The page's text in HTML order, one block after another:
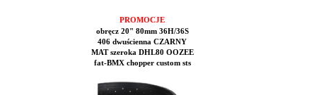
PROMOCJE
obręcz 20" 80mm 36H/36S
406 dwuścienna CZARNY
MAT szeroka DHL80 OOZEE
fat-BMX chopper custom sts